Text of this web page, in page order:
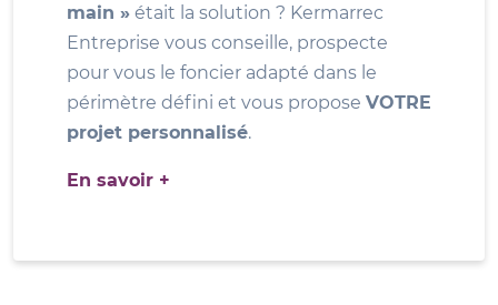
main » était la solution ? Kermarrec
Entreprise vous conseille, prospecte
pour vous le foncier adapté dans le
périmètre défini et vous propose VOTRE
projet personnalisé.
En savoir +